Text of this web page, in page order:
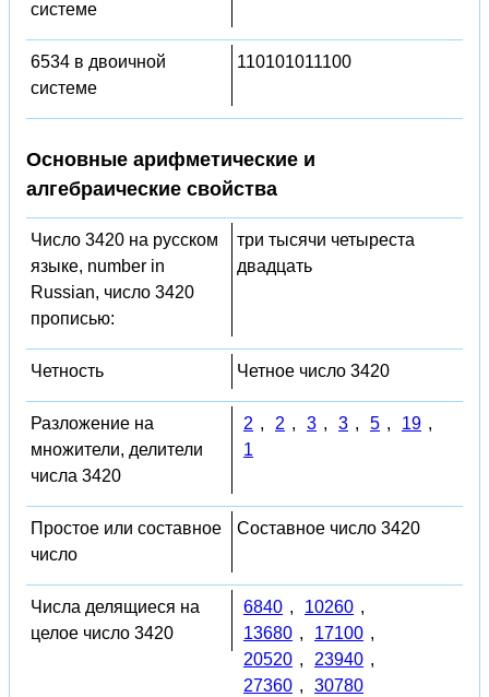
системе
6534 в двоичной
системе
110101011100
Основные арифметические и
алгебраические свойства
Число 3420 на русском
языке, number in
Russian, число 3420
прописью:
три тысячи четыреста
двадцать
Четность Четное число 3420
Разложение на
множители, делители
числа 3420
2 , 2 , 3 , 3 , 5 , 19 ,
1
Простое или составное
число
Составное число 3420
Числа делящиеся на
целое число 3420
6840 , 10260 ,
13680 , 17100 ,
20520 , 23940 ,
27360 , 30780